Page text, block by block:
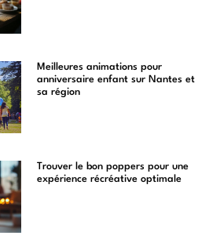
Meilleures animations pour
anniversaire enfant sur Nantes et
sa région
Trouver le bon poppers pour une
expérience récréative optimale